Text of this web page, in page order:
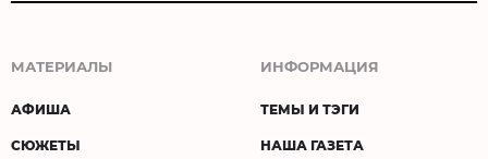
МАТЕРИАЛЫ
АФИША
СЮЖЕТЫ
ИНФОРМАЦИЯ
ТЕМЫ И ТЭГИ
НАША ГАЗЕТА